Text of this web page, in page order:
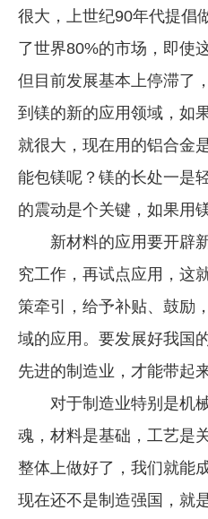
很大，上世纪90年代提倡
了世界80%的市场，即使
但目前发展基本上停滞了
到镁的新的应用领域，如
就很大，现在用的铝合金
能包镁呢？镁的长处一是
的震动是个关键，如果用
新材料的应用要开辟新
究工作，再试点应用，这
策牵引，给予补贴、鼓励
域的应用。要发展好我国
先进的制造业，才能带起
对于制造业特别是机械
魂，材料是基础，工艺是
整体上做好了，我们就能
现在还不是制造强国，就